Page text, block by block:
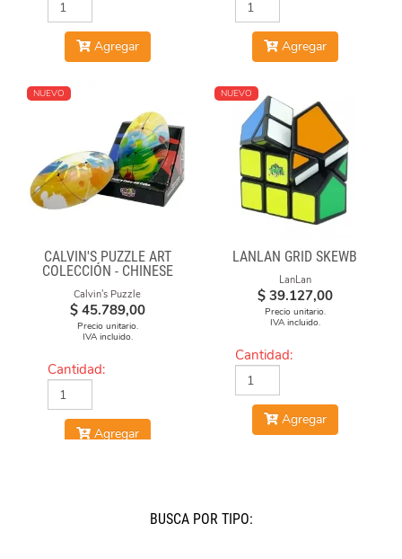
Agregar Agregar
NUEVO
CALVIN'S PUZZLE ART
COLECCIÓN - CHINESE
OPERA FACE-OFF CUBE
(GRAFFITI CAMO)
Calvin's Puzzle
$ 45.789,00
Precio unitario.
IVA incluido.
Cantidad:
Agregar
NUEVO
LANLAN GRID SKEWB
LanLan
$ 39.127,00
Precio unitario.
IVA incluido.
Cantidad:
Agregar
BUSCÁ POR TIPO: